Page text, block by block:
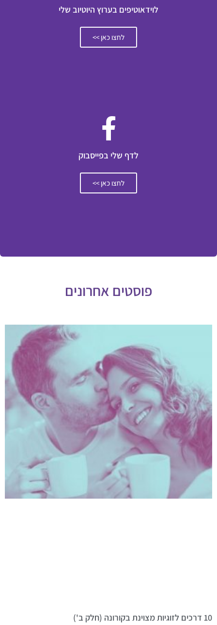
לוידאוטיפים בערוץ היוטיוב שלי
לחצו כאן >>
לדף שלי בפייסבוק
לחצו כאן >>
פוסטים אחרונים
10 דרכים לזוגיות מצוינת בקורונה (חלק ב')